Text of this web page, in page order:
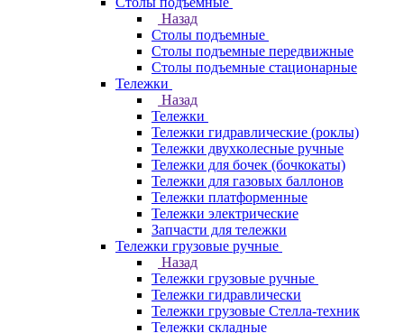
Назад
Столы подъемные
Столы подъемные передвижные
Столы подъемные стационарные
Тележки
Назад
Тележки
Тележки гидравлические (роклы)
Тележки двухколесные ручные
Тележки для бочек (бочкокаты)
Тележки для газовых баллонов
Тележки платформенные
Тележки электрические
Запчасти для тележки
Тележки грузовые ручные
Назад
Тележки грузовые ручные
Тележки гидравлически
Тележки грузовые Стелла-техник
Тележки складные